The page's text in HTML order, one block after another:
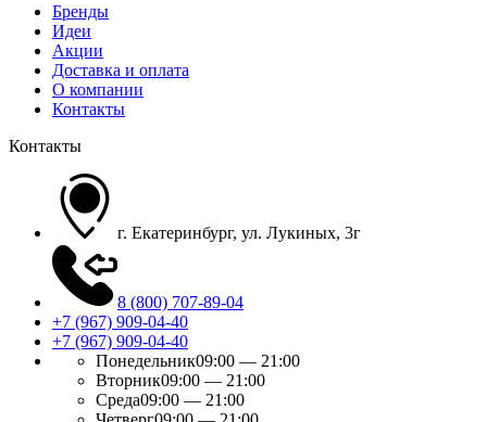
Бренды
Идеи
Акции
Доставка и оплата
О компании
Контакты
Контакты
г. Екатеринбург, ул. Лукиных, 3г
8 (800) 707-89-04
+7 (967) 909-04-40
+7 (967) 909-04-40
Понедельник09:00 — 21:00
Вторник09:00 — 21:00
Среда09:00 — 21:00